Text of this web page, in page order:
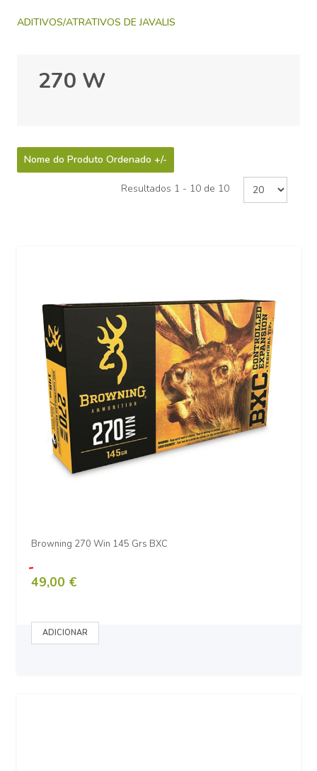
ADITIVOS/ATRATIVOS DE JAVALIS
270 W
Nome do Produto Ordenado +/-
Resultados 1 - 10 de 10
Browning 270 Win 145 Grs BXC
49,00 €